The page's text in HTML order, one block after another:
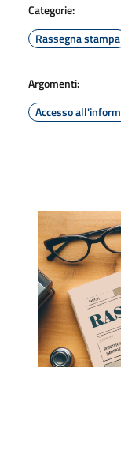
Categorie:
Rassegna stampa
Argomenti:
Accesso